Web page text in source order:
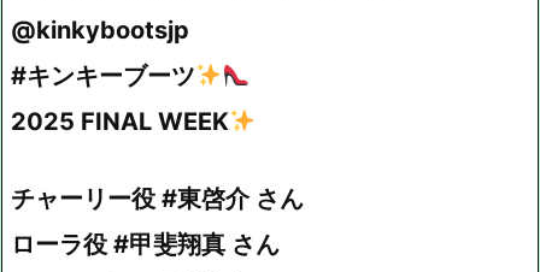
@kinkybootsjp
#キンキーブーツ
2025 FINAL WEEK
チャーリー役 #東啓介 さん
ローラ役 #甲斐翔真 さん